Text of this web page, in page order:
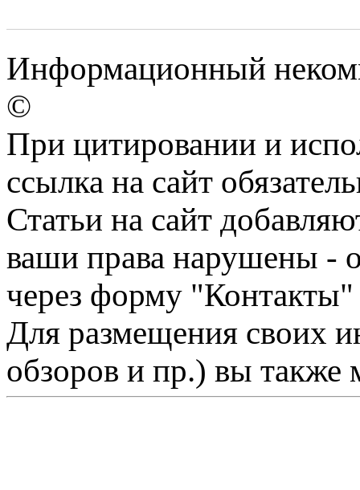
Информационный
©
При цитировании и
ссылка на сайт
Статьи на сайт
ваши права нарушены -
через форму "Контакты"
Для размещения своих
обзоров и пр.) вы также